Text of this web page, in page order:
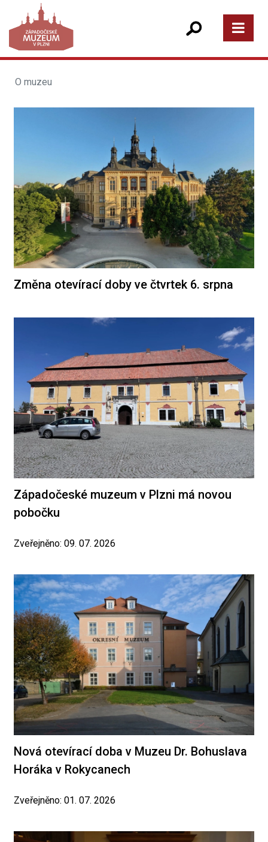
O muzeu
Změna otevírací doby ve čtvrtek 6. srpna
Západočeské muzeum v Plzni má novou
pobočku
Zveřejněno: 09. 07. 2026
Nová otevírací doba v Muzeu Dr. Bohuslava
Horáka v Rokycanech
Zveřejněno: 01. 07. 2026